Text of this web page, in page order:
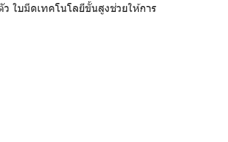
ใบมีดเทคโนโลยีขั้นสูงช่วยให้การ